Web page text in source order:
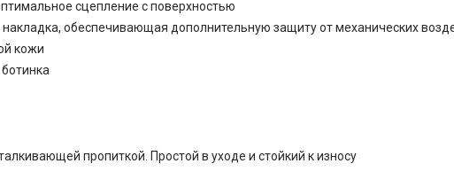
сцепление с поверхностью
обеспечивающая дополнительную защиту от механических
кожи
пропиткой. Простой в уходе и стойкий к износу